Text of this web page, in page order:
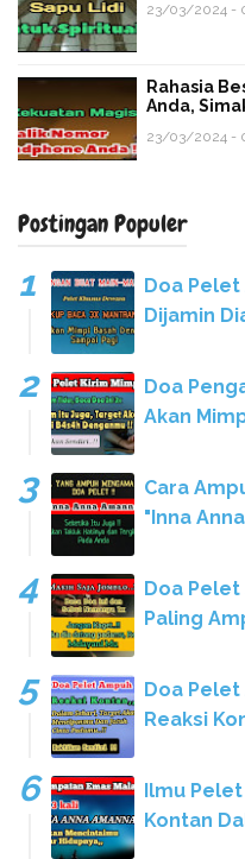
23/03/2024 -
Rahasia
Anda,
23/03/2024 -
Postingan Populer
Doa
Dijamin
Doa
Akan
Cara
"Inna
Doa
Paling
Doa
Reaksi
Ilmu
Kontan